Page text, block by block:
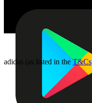
adidas (as listed in theT&Cs